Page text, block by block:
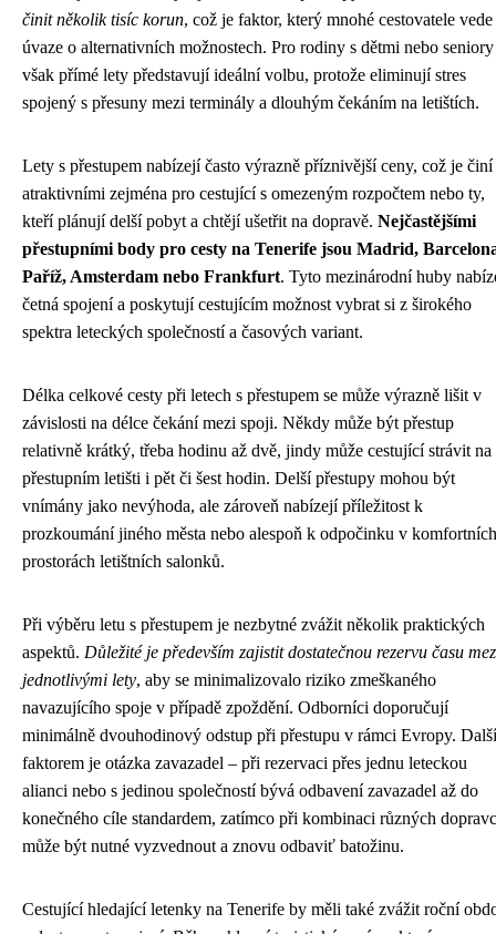
činit několik tisíc korun, což je faktor, který mnohé cestovatele
úvaze o alternativních možnostech. Pro rodiny s dětmi nebo seniory
však přímé lety představují ideální volbu, protože eliminují stres
spojený s přesuny mezi terminály a dlouhým čekáním na letištích.
Lety s přestupem nabízejí často výrazně příznivější ceny, což je činí
atraktivními zejména pro cestující s omezeným rozpočtem nebo ty,
kteří plánují delší pobyt a chtějí ušetřit na dopravě. Nejčastějšími
přestupními body pro cesty na Tenerife jsou Madrid,
Paříž, Amsterdam nebo Frankfurt. Tyto mezinárodní huby
četná spojení a poskytují cestujícím možnost vybrat si z širokého
spektra leteckých společností a časových variant.
Délka celkové cesty při letech s přestupem se může výrazně lišit v
závislosti na délce čekání mezi spoji. Někdy může být přestup
relativně krátký, třeba hodinu až dvě, jindy může cestující strávit na
přestupním letišti i pět či šest hodin. Delší přestupy mohou být
vnímány jako nevýhoda, ale zároveň nabízejí příležitost k
prozkoumání jiného města nebo alespoň k odpočinku v komfortních
prostorách letištních salonků.
Při výběru letu s přestupem je nezbytné zvážit několik praktických
aspektů. Důležité je především zajistit dostatečnou rezervu času
jednotlivými lety, aby se minimalizovalo riziko zmeškaného
navazujícího spoje v případě zpoždění. Odborníci doporučují
minimálně dvouhodinový odstup při přestupu v rámci Evropy.
faktorem je otázka zavazadel – při rezervaci přes jednu leteckou
alianci nebo s jedinou společností bývá odbavení zavazadel až do
konečného cíle standardem, zatímco při kombinaci různých
může být nutné vyzvednout a znovu odbaviť batožinu.
Cestující hledající letenky na Tenerife by měli také zvážit roční